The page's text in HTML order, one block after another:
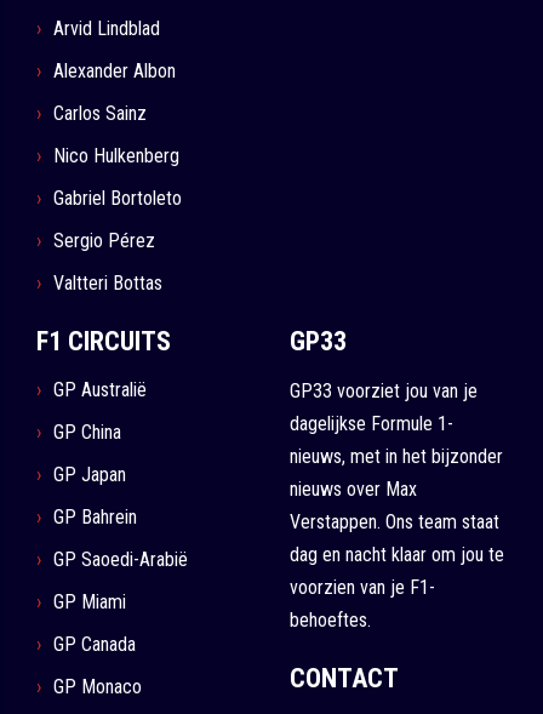
Arvid Lindblad
Alexander Albon
Carlos Sainz
Nico Hulkenberg
Gabriel Bortoleto
Sergio Pérez
Valtteri Bottas
F1 CIRCUITS
GP Australië
GP China
GP Japan
GP Bahrein
GP Saoedi-Arabië
GP Miami
GP Canada
GP Monaco
GP33
GP33 voorziet jou van je
dagelijkse Formule 1-
nieuws, met in het bijzonder
nieuws over Max
Verstappen. Ons team staat
dag en nacht klaar om jou te
voorzien van je F1-
behoeftes.
CONTACT